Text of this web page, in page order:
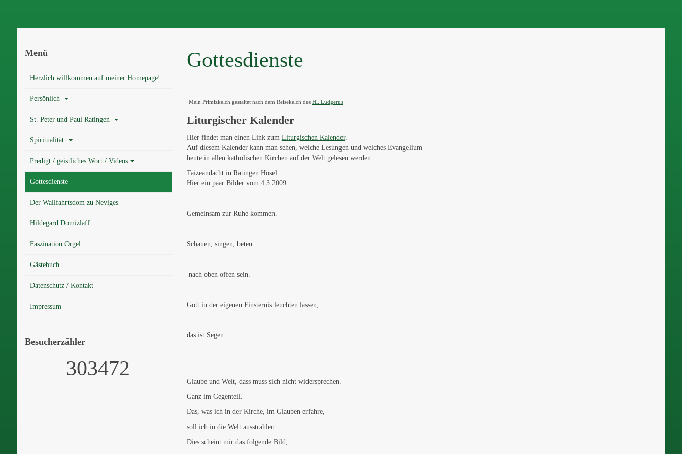
Gottesdienste
Mein Primizkelch gestaltet nach dem Reisekelch des Hl. Ludgerus
Liturgischer Kalender
Hier findet man einen Link zum Liturgischen Kalender.
Auf diesem Kalender kann man sehen, welche Lesungen und welches Evangelium
heute in allen katholischen Kirchen auf der Welt gelesen werden.
Taizeandacht in Ratingen Hösel.
Hier ein paar Bilder vom 4.3.2009.
Gemeinsam zur Ruhe kommen.
Schauen, singen, beten...
nach oben offen sein.
Gott in der eigenen Finsternis leuchten lassen,
das ist Segen.
Glaube und Welt, dass muss sich nicht widersprechen.
Ganz im Gegenteil.
Das, was ich in der Kirche, im Glauben erfahre,
soll ich in die Welt ausstrahlen.
Dies scheint mir das folgende Bild,
Menü
Herzlich willkommen auf meiner Homepage!
Persönlich
St. Peter und Paul Ratingen
Spiritualität
Predigt / geistliches Wort / Videos
Gottesdienste
Der Wallfahrtsdom zu Neviges
Hildegard Domizlaff
Faszination Orgel
Gästebuch
Datenschutz / Kontakt
Impressum
Besucherzähler
303472